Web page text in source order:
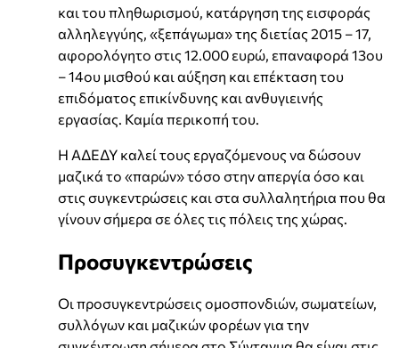
και του πληθωρισμού, κατάργηση της εισφοράς
αλληλεγγύης, «ξεπάγωμα» της διετίας 2015 – 17,
αφορολόγητο στις 12.000 ευρώ, επαναφορά 13ου
– 14ου μισθού και αύξηση και επέκταση του
επιδόματος επικίνδυνης και ανθυγιεινής
εργασίας. Καμία περικοπή του.
Η ΑΔΕΔΥ καλεί τους εργαζόμενους να δώσουν
μαζικά το «παρών» τόσο στην απεργία όσο και
στις συγκεντρώσεις και στα συλλαλητήρια που θα
γίνουν σήμερα σε όλες τις πόλεις της χώρας.
Προσυγκεντρώσεις
Οι προσυγκεντρώσεις ομοσπονδιών, σωματείων,
συλλόγων και μαζικών φορέων για την